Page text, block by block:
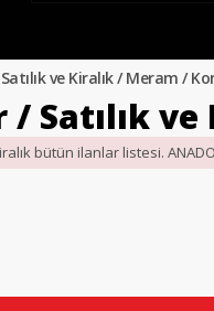
ve Kiralık / Meram /
Satılık
bütün ilanlar listesi.